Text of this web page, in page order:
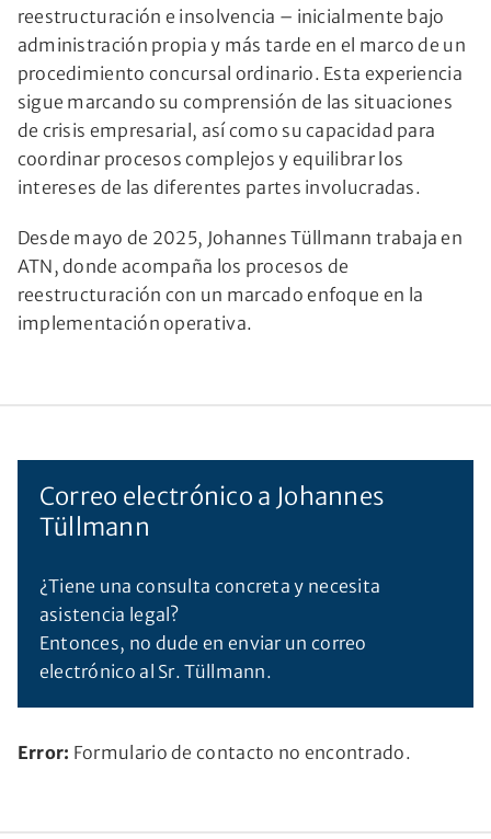
reestructuración e insolvencia – inicialmente bajo
administración propia y más tarde en el marco de un
procedimiento concursal ordinario. Esta experiencia
sigue marcando su comprensión de las situaciones
de crisis empresarial, así como su capacidad para
coordinar procesos complejos y equilibrar los
intereses de las diferentes partes involucradas.
Desde mayo de 2025, Johannes Tüllmann trabaja en
ATN, donde acompaña los procesos de
reestructuración con un marcado enfoque en la
implementación operativa.
Error: Formulario de contacto no encontrado.
Correo electrónico a Johannes
Tüllmann
¿Tiene una consulta concreta y necesita
asistencia legal?
Entonces, no dude en enviar un correo
electrónico al Sr. Tüllmann.